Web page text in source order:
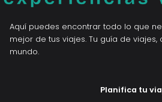
Aquí puedes encontrar todo lo que
mejor de tus viajes. Tu guía de viajes,
mundo.
Planifica tu